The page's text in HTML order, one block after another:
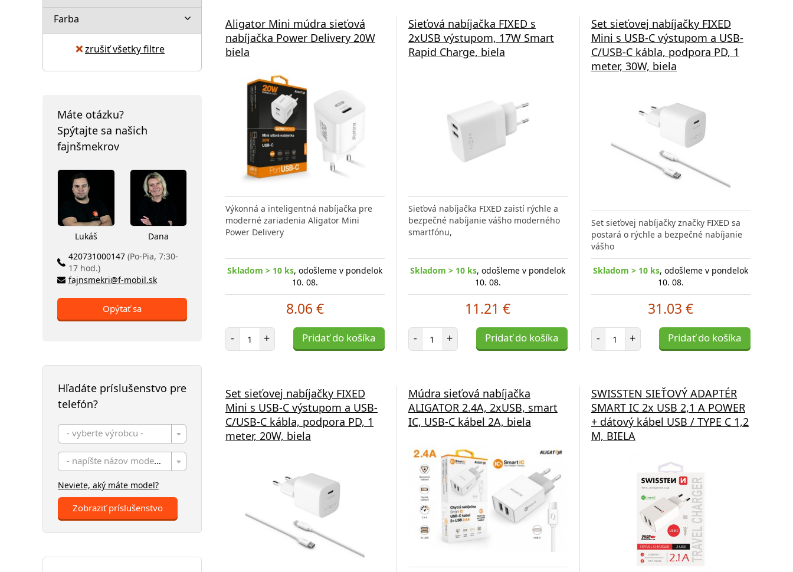
Farba
zrušiť všetky filtre
Máte otázku?
Spýtajte sa našich
fajnšmekrov
Lukáš
Dana
420731000147 (Po-Pia, 7:30-
17 hod.)
fajnsmekri@f-mobil.sk
Opýtať sa
Hľadáte príslušenstvo pre
telefón?
- vyberte výrobcu -
- napíšte názov modelu -
Neviete, aký máte model?
Zobraziť príslušenstvo
Aligator Mini múdra sieťová
nabíjačka Power Delivery 20W
biela
Výkonná a inteligentná nabíjačka pre
moderné zariadenia Aligator Mini
Power Delivery
Skladom > 10 ks, odošleme v pondelok
10. 08.
8.06 €
- Počet položiek
+ Pridať do košíka
Sieťová nabíjačka FIXED s
2xUSB výstupom, 17W Smart
Rapid Charge, biela
Sieťová nabíjačka FIXED zaistí rýchle a
bezpečné nabíjanie vášho moderného
smartfónu,
Skladom > 10 ks, odošleme v pondelok
10. 08.
11.21 €
- Počet položiek
+ Pridať do košíka
Set sieťovej nabíjačky FIXED
Mini s USB-C výstupom a USB-
C/USB-C kábla, podpora PD, 1
meter, 30W, biela
Set sieťovej nabíjačky značky FIXED sa
postará o rýchle a bezpečné nabíjanie
vášho
Skladom > 10 ks, odošleme v pondelok
10. 08.
31.03 €
- Počet položiek
+ Pridať do košíka
Set sieťovej nabíjačky FIXED
Mini s USB-C výstupom a USB-
C/USB-C kábla, podpora PD, 1
meter, 20W, biela
Múdra sieťová nabíjačka
ALIGATOR 2.4A, 2xUSB, smart
IC, USB-C kábel 2A, biela
SWISSTEN SIEŤOVÝ ADAPTÉR
SMART IC 2x USB 2,1 A POWER
+ dátový kábel USB / TYPE C 1,2
M, BIELA